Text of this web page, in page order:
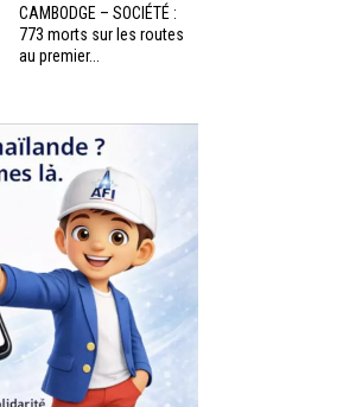
CAMBODGE – SOCIÉTÉ :
773 morts sur les routes
au premier...